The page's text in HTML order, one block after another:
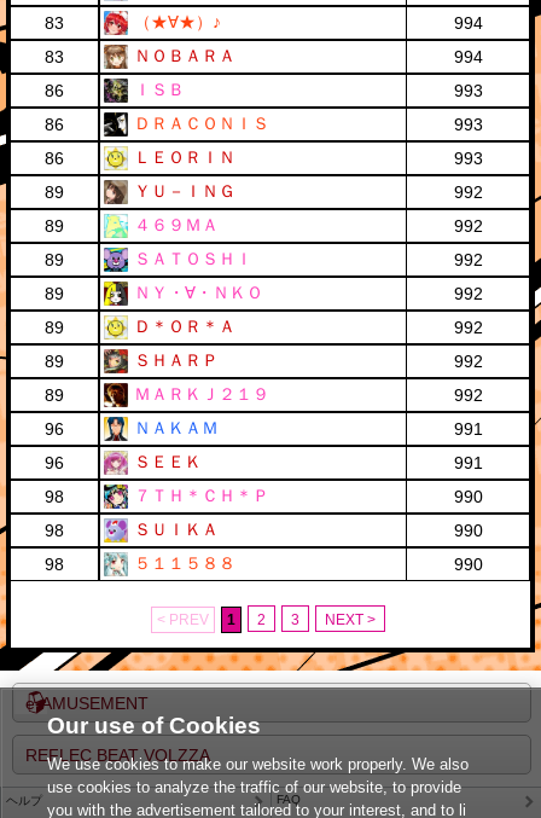
83
（★∀★）♪
994
83
ＮＯＢＡＲＡ
994
86
ＩＳＢ
993
86
ＤＲＡＣＯＮＩＳ
993
86
ＬＥＯＲＩＮ
993
89
ＹＵ－ＩＮＧ
992
89
４６９ＭＡ
992
89
ＳＡＴＯＳＨＩ
992
89
ＮＹ・∀・ＮＫＯ
992
89
Ｄ＊ＯＲ＊Ａ
992
89
ＳＨＡＲＰ
992
89
ＭＡＲＫＪ２１９
992
96
ＮＡＫＡＭ
991
96
ＳＥＥＫ
991
98
７ＴＨ＊ＣＨ＊Ｐ
990
98
ＳＵＩＫＡ
990
98
５１１５８８ 990
< PREV 1 2 3 NEXT >
e-AMUSEMENT
REFLEC BEAT VOLZZA
ヘルプ FAQ
Our use of Cookies
We use cookies to make our website work properly. We also
use cookies to analyze the traffic of our website, to provide
you with the advertisement tailored to your interest, and to li